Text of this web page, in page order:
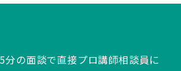
分の面談で直接プロ講師相談員に